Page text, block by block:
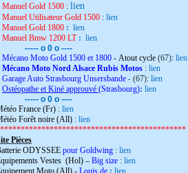
Manuel Gold 1500 : lien
Manuel Utilisateur Gold 1500 : lien
Manuel Gold 1800 : lien
Manuel Bmw 1200 LT: lien
----- o 0 o ----
Mécano Moto Gold 1500 et 1800 - Atout cycle (67): lien
Mécano Moto Nord Alsace Rubis Motos : lien
Garage Auto Strasbourg Unsersbande - (67): lien
Ostéopathe et Kiné approuvé (Strasbourg): lien
----- o 0 o ----
France (Fr) : lien
Forêt noire (All) : lien
Pièces
ODYSSEE pour Goldwing : lien
Vestes (Hol) – Big size : lien
Moto (All) - Louis.de : lien